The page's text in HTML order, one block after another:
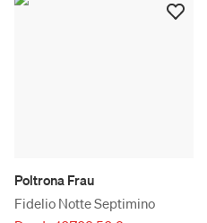
Poltrona Frau
Fidelio Notte Septimino